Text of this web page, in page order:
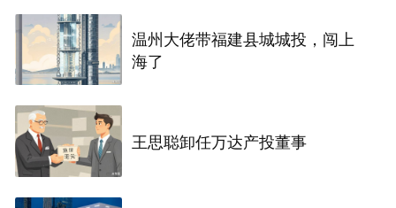
温州大佬带福建县城城投，闯上
海了
王思聪卸任万达产投董事